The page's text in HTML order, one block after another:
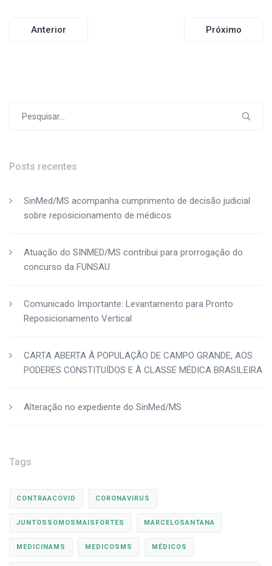
Navegação
Anterior Próximo
Posts recentes
SinMed/MS acompanha cumprimento de decisão judicial
sobre reposicionamento de médicos
Atuação do SINMED/MS contribui para prorrogação do
concurso da FUNSAU
Comunicado Importante: Levantamento para Pronto
Reposicionamento Vertical
CARTA ABERTA À POPULAÇÃO DE CAMPO GRANDE, AOS
PODERES CONSTITUÍDOS E À CLASSE MÉDICA BRASILEIRA
Alteração no expediente do SinMed/MS
Tags
CONTRAACOVID CORONAVIRUS
JUNTOSSOMOSMAISFORTES MARCELOSANTANA
MEDICINAMS MEDICOSMS MÉDICOS